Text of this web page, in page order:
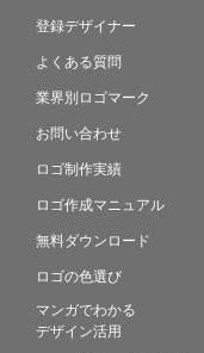
登録デザイナー
よくある質問
業界別ロゴマーク
お問い合わせ
ロゴ制作実績
ロゴ作成マニュアル
無料ダウンロード
ロゴの色選び
マンガでわかる
デザイン活用